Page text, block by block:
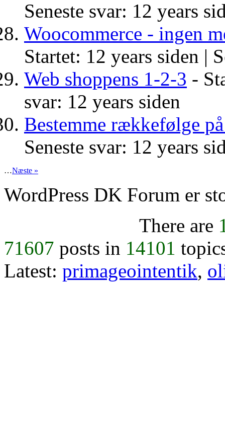
Seneste svar: 12 years
Woocommerce - ingen
Startet: 12 years siden |
Web shoppens 1-2-3 -
svar: 12 years siden
Bestemme rækkefølge
Seneste svar: 12 years
…Næste »
WordPress DK Forum er
There are
71607 posts in 14101
Latest: primageointentik,